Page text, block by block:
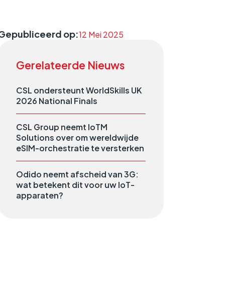
op:12 Mei 2025
Gerelateerde Nieuws
CSL ondersteunt WorldSkills UK
2026 National Finals
CSL Group neemt IoTM
Solutions over om wereldwijde
eSIM-orchestratie te versterken
Odido neemt afscheid van 3G:
wat betekent dit voor uw IoT-
apparaten?